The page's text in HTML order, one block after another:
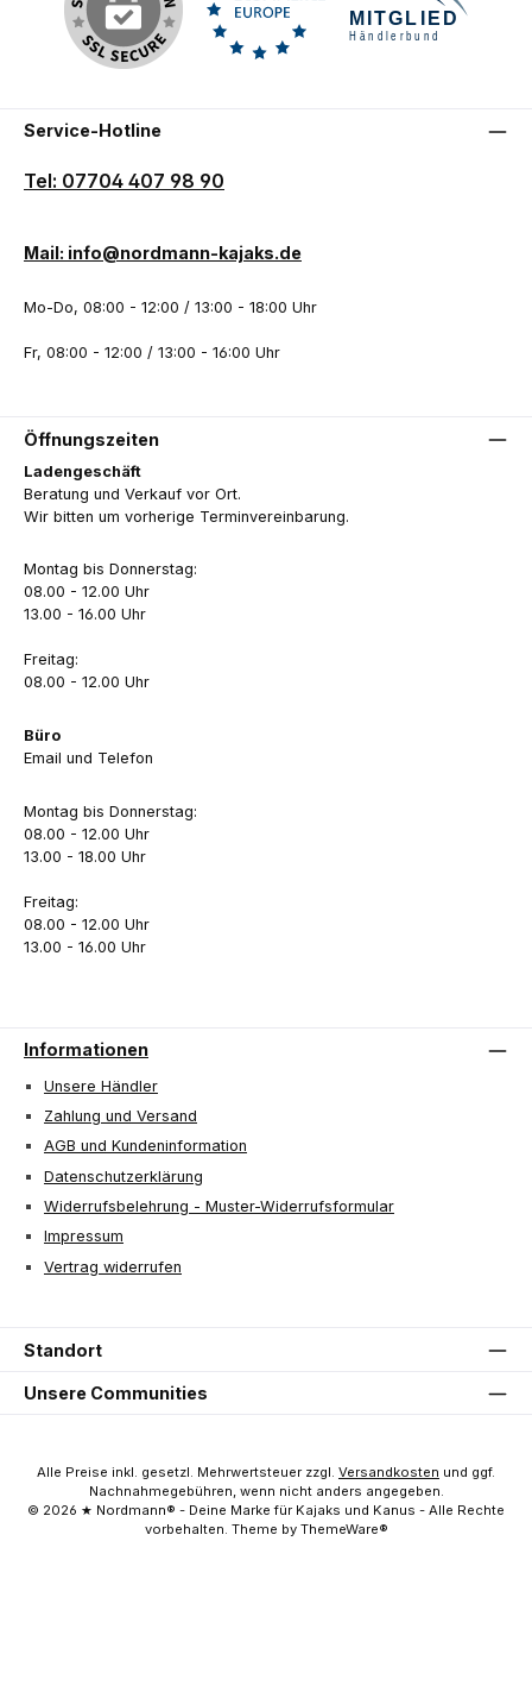
Service-Hotline
Tel: 07704 407 98 90
Mail: info@nordmann-kajaks.de
Mo-Do, 08:00 - 12:00 / 13:00 - 18:00 Uhr
Fr, 08:00 - 12:00 / 13:00 - 16:00 Uhr
Öffnungszeiten
Ladengeschäft
Beratung und Verkauf vor Ort.
Wir bitten um vorherige Terminvereinbarung.
Montag bis Donnerstag:
08.00 - 12.00 Uhr
13.00 - 16.00 Uhr
Freitag:
08.00 - 12.00 Uhr
Büro
Email und Telefon
Montag bis Donnerstag:
08.00 - 12.00 Uhr
13.00 - 18.00 Uhr
Freitag:
08.00 - 12.00 Uhr
13.00 - 16.00 Uhr
Informationen
Unsere Händler
Zahlung und Versand
AGB und Kundeninformation
Datenschutzerklärung
Widerrufsbelehrung - Muster-Widerrufsformular
Impressum
Vertrag widerrufen
Standort
Unsere Communities
Alle Preise inkl. gesetzl. Mehrwertsteuer zzgl. Versandkosten und ggf.
Nachnahmegebühren, wenn nicht anders angegeben.
© 2026 ★ Nordmann® - Deine Marke für Kajaks und Kanus - Alle Rechte
vorbehalten. Theme by ThemeWare®